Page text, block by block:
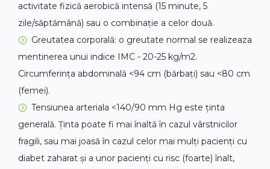
activitate fizică aerobică intensă (15 minute, 5
zile/săptămână) sau o combinație a celor două.
Greutatea corporală: o greutate normal se realizeaza
mentinerea unui indice IMC - 20-25 kg/m2.
Circumferința abdominală <94 cm (bărbați) sau <80 cm
(femei).
Tensiunea arteriala <140/90 mm Hg este ținta
generală. Ținta poate fi mai înaltă în cazul vârstnicilor
fragili, sau mai joasă în cazul celor mai mulți pacienți cu
diabet zaharat și a unor pacienți cu risc (foarte) înalt,